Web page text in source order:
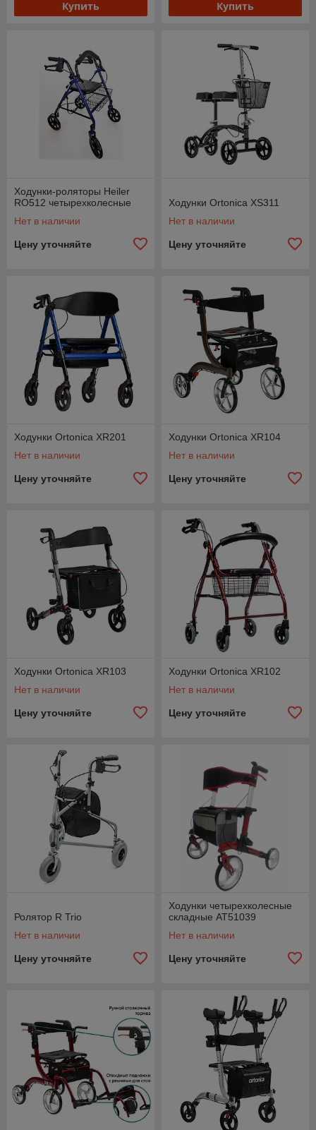
Купить Купить
Ходунки-роляторы Heiler
RO512 четырехколесные
Нет в наличии
Цену уточняйте
Ходунки Ortonica XS311
Нет в наличии
Цену уточняйте
Ходунки Ortonica XR201
Нет в наличии
Цену уточняйте
Ходунки Ortonica XR104
Нет в наличии
Цену уточняйте
Ходунки Ortonica XR103
Нет в наличии
Цену уточняйте
Ходунки Ortonica XR102
Нет в наличии
Цену уточняйте
Ролятор R Trio
Нет в наличии
Цену уточняйте
Ходунки четырехколесные
складные АТ51039
Нет в наличии
Цену уточняйте